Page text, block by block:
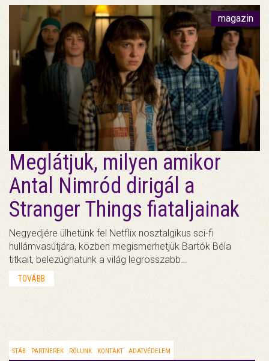
magazin
Meglátjuk, milyen amikor
Antal Nimród dirigál a
Stranger Things fiataljainak
Negyedjére ülhetünk fel Netflix nosztalgikus sci-fi
hullámvasútjára, közben megismerhetjük Bartók Béla
titkait, belezúghatunk a világ legrosszabb…
TOVÁBB
STÁB PARTNEREK RÓLUNK KONTAKT ADATVÉDELEM